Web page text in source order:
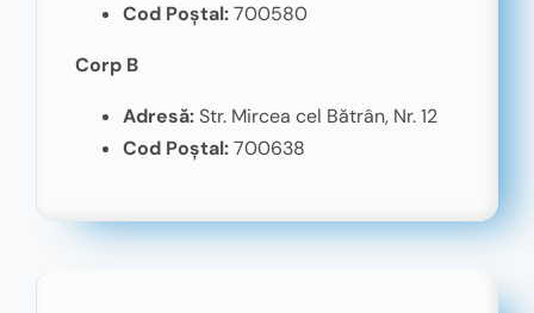
Cod Poștal:700580
Corp B
Adresă:Str. Mircea cel Bătrân, Nr. 12
Cod Poștal:700638